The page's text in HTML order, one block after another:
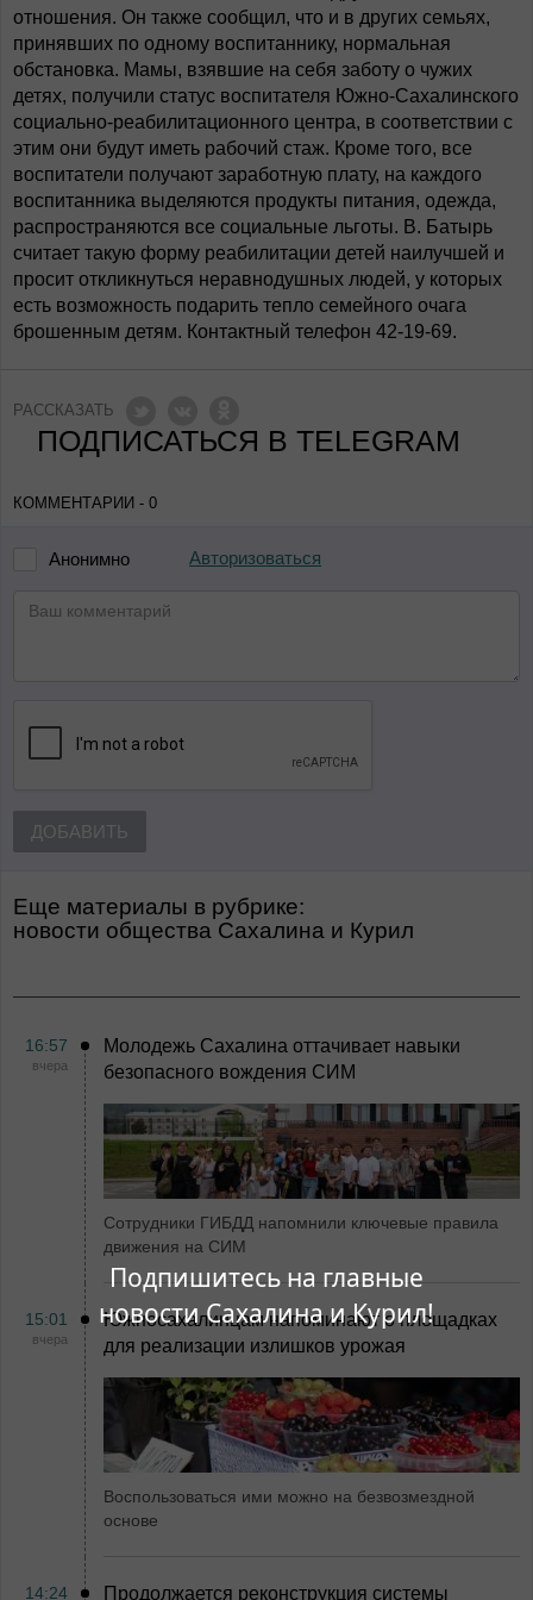
Подпишитесь на главные
новости Сахалина и Курил!
отношения. Он также сообщил, что и в других семьях,
принявших по одному воспитаннику, нормальная
обстановка. Мамы, взявшие на себя заботу о чужих
детях, получили статус воспитателя Южно-Сахалинского
социально-реабилитационного центра, в соответствии с
этим они будут иметь рабочий стаж. Кроме того, все
воспитатели получают заработную плату, на каждого
воспитанника выделяются продукты питания, одежда,
распространяются все социальные льготы. В. Батырь
считает такую форму реабилитации детей наилучшей и
просит откликнуться неравнодушных людей, у которых
есть возможность подарить тепло семейного очага
брошенным детям. Контактный телефон 42-19-69.
РАССКАЗАТЬ
ПОДПИСАТЬСЯ В TELEGRAM
КОММЕНТАРИИ - 0
Анонимно Авторизоваться
ДОБАВИТЬ
Еще материалы в рубрике:
Новости общества Сахалина и Курил
16:57
вчера
Молодежь Сахалина оттачивает навыки
безопасного вождения СИМ
Сотрудники ГИБДД напомнили ключевые правила
движения на СИМ
15:01
вчера
Южносахалинцам напоминают о площадках
для реализации излишков урожая
Воспользоваться ими можно на безвозмездной
основе
14:24 Продолжается реконструкция системы